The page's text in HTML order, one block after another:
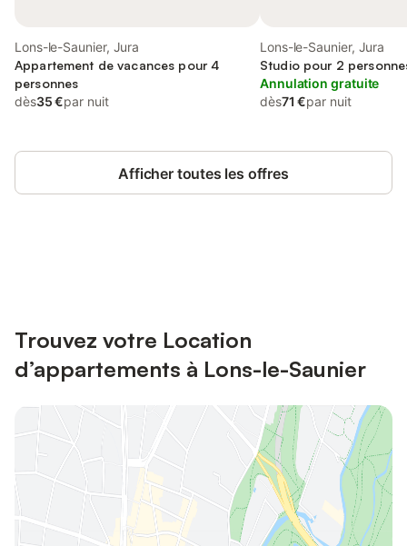
Lons-le-Saunier, Jura
Appartement de vacances pour 4
personnes
dès35 €par nuit
Lons-le-Saunier, Jura
Studio pour 2
Annulation gratuite
dès71 €par nuit
Afficher toutes les offres
Trouvez votre Location
d’appartements à Lons-le-Saunier